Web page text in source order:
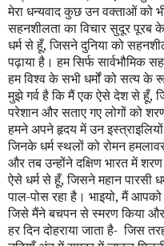
मेरा धन्यवाद कुछ उन वक्ताओं को
सहनशीलता का विचार सुदूर
धर्म से हूँ,जिसने दुनिया को
पढ़ाया है। हम सिर्फ सार्वभौमिक
हम विश्व के सभी धर्मों को सत्य के
मुझे गर्व है कि मैं एक ऐसे देश से हूँ,
परेशान और सताए गए लोगों को
हमने अपने हृदय में उन
जिनके धर्म स्थलों को रोमन
और तब उन्होंने दक्षिण भारत में
ऐसे धर्म से हूँ,जिसने महान पारसी
पाल-पोस रहा है। भाइयो,मैं आपको
जिसे मैंने बचपन से स्मरण किया और
हर दिन दोहराया जाता है- जिस